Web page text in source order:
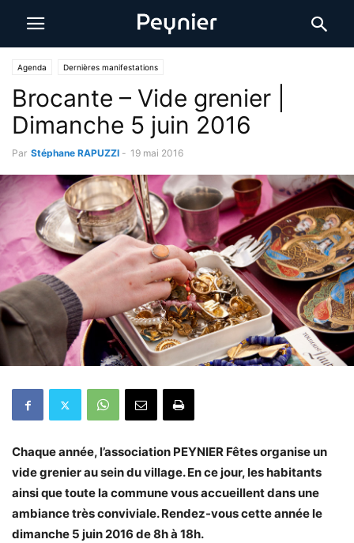
Agenda Dernières manifestations
Brocante – Vide grenier |
Dimanche 5 juin 2016
Par Stéphane RAPUZZI - 19 mai 2016
Chaque année, l’association PEYNIER Fêtes organise un
vide grenier au sein du village. En ce jour, les habitants
ainsi que toute la commune vous accueillent dans une
ambiance très conviviale. Rendez-vous cette année le
dimanche 5 juin 2016 de 8h à 18h.